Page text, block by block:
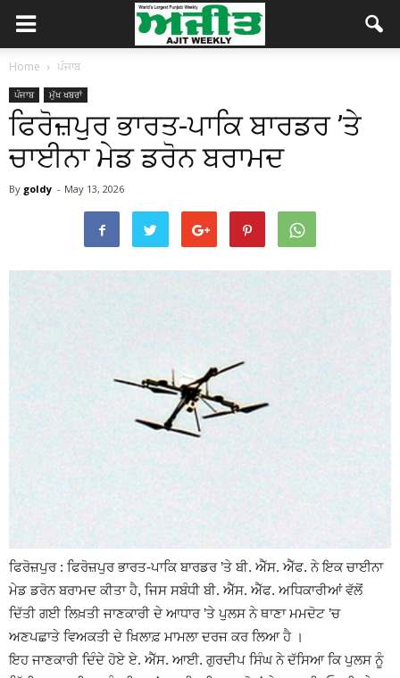
Home ਪੰਜਾਬ
ਪੰਜਾਬ ਮੁੱਖ ਖਬਰਾਂ
ਫਿਰੋਜ਼ਪੁਰ ਭਾਰਤ-ਪਾਕਿ ਬਾਰਡਰ ’ਤੇ
ਚਾਈਨਾ ਮੇਡ ਡਰੋਨ ਬਰਾਮਦ
By goldy - May 13, 2026
ਫਿਰੋਜ਼ਪੁਰ : ਫਿਰੋਜ਼ਪੁਰ ਭਾਰਤ-ਪਾਕਿ ਬਾਰਡਰ ’ਤੇ ਬੀ. ਐੱਸ. ਐੱਫ. ਨੇ ਇਕ ਚਾਈਨਾ
ਮੇਡ ਡਰੋਨ ਬਰਾਮਦ ਕੀਤਾ ਹੈ, ਜਿਸ ਸਬੰਧੀ ਬੀ. ਐੱਸ. ਐੱਫ. ਅਧਿਕਾਰੀਆਂ ਵੱਲੋਂ
ਦਿੱਤੀ ਗਈ ਲਿਖ਼ਤੀ ਜਾਣਕਾਰੀ ਦੇ ਆਧਾਰ ’ਤੇ ਪੁਲਸ ਨੇ ਥਾਣਾ ਮਮਦੋਟ ’ਚ
ਅਣਪਛਾਤੇ ਵਿਅਕਤੀ ਦੇ ਖ਼ਿਲਾਫ਼ ਮਾਮਲਾ ਦਰਜ ਕਰ ਲਿਆ ਹੈ ।
ਇਹ ਜਾਣਕਾਰੀ ਦਿੰਦੇ ਹੋਏ ਏ. ਐੱਸ. ਆਈ. ਗੁਰਦੀਪ ਸਿੰਘ ਨੇ ਦੱਸਿਆ ਕਿ ਪੁਲਸ ਨੂੰ